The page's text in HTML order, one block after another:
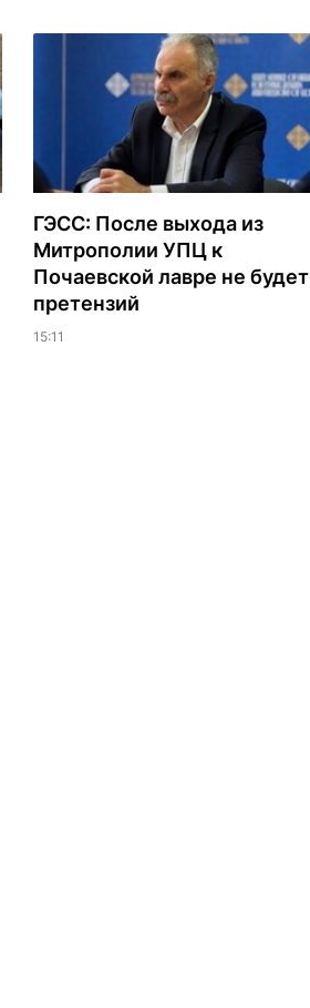
ГЭСС: После выхода из
Митрополии УПЦ к
Почаевской лавре не будет
претензий
15:11